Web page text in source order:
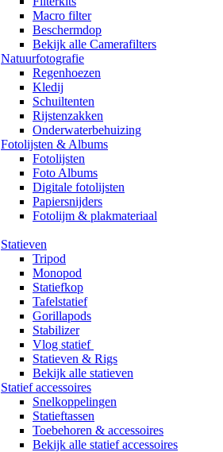
Macro filter
Beschermdop
Bekijk alle Camerafilters
Natuurfotografie
Regenhoezen
Kledij
Schuiltenten
Rijstenzakken
Onderwaterbehuizing
Fotolijsten & Albums
Fotolijsten
Foto Albums
Digitale fotolijsten
Papiersnijders
Fotolijm & plakmateriaal
Statieven
Tripod
Monopod
Statiefkop
Tafelstatief
Gorillapods
Stabilizer
Vlog statief
Statieven & Rigs
Bekijk alle statieven
Statief accessoires
Snelkoppelingen
Statieftassen
Toebehoren & accessoires
Bekijk alle statief accessoires